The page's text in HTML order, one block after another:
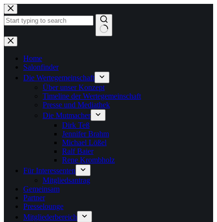
Zum
Inhalt
springen
Keine
Ergebnisse
Home
Salonfinder
Die Wertegemeinschaft
Über unser Konzept
Timeline der Wertegemeinschaft
Presse und Mediathek
Die Mutmacher
Dirk Teß
Jennifer Brahm
Michael Lößel
Ralf Baier
Rene Krombholz
Für Interessenten
Mitgliedsantrag
Gemeinsam
Partner
Presselounge
Mitgliederbereich